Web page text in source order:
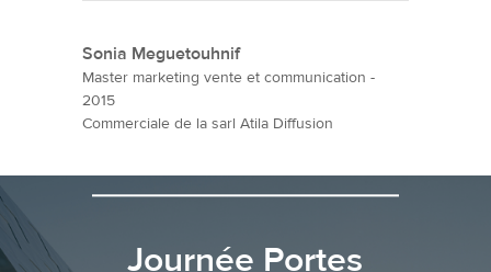
Sonia Meguetouhnif
Master marketing vente et communication -
2015
Commerciale de la sarl Atila Diffusion
Journée Portes